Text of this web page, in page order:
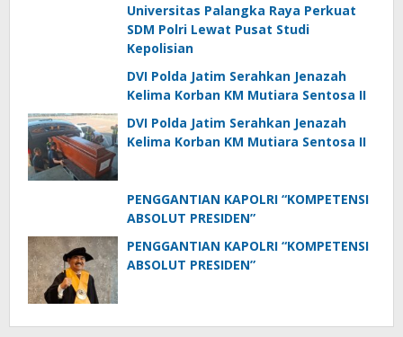
Universitas Palangka Raya Perkuat
SDM Polri Lewat Pusat Studi
Kepolisian
DVI Polda Jatim Serahkan Jenazah
Kelima Korban KM Mutiara Sentosa II
DVI Polda Jatim Serahkan Jenazah
Kelima Korban KM Mutiara Sentosa II
PENGGANTIAN KAPOLRI “KOMPETENSI
ABSOLUT PRESIDEN”
PENGGANTIAN KAPOLRI “KOMPETENSI
ABSOLUT PRESIDEN”